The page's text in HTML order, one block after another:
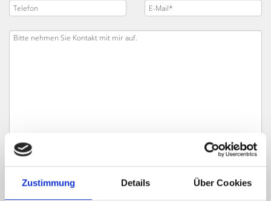
Zustimmung Details Über Cookies